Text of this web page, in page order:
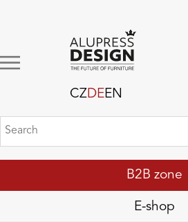
B2B zone
E-shop
CZDEEN